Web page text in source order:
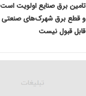
تامین برق صنایع اولویت است
و قطع برق شهرک‌های صنعتی
قابل قبول نیست